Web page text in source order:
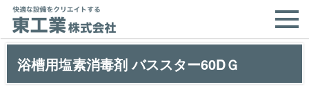
浴槽用塩素消毒剤 バススター60DＧ